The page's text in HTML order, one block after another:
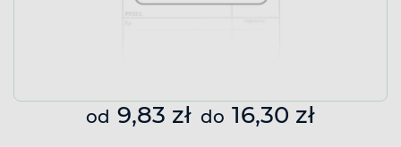
od 9,83 zł do 16,30 zł